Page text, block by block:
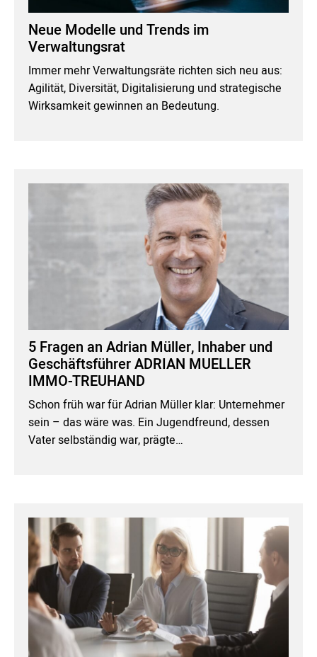
Neue Modelle und Trends im
Verwaltungsrat
Immer mehr Verwaltungsräte richten sich neu aus:
Agilität, Diversität, Digitalisierung und strategische
Wirksamkeit gewinnen an Bedeutung.
5 Fragen an Adrian Müller, Inhaber und
Geschäftsführer ADRIAN MUELLER
IMMO-TREUHAND
Schon früh war für Adrian Müller klar: Unternehmer
sein – das wäre was. Ein Jugendfreund, dessen
Vater selbständig war, prägte…